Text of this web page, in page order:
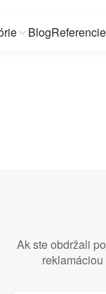
BlogReferencie
Ak ste obdržali